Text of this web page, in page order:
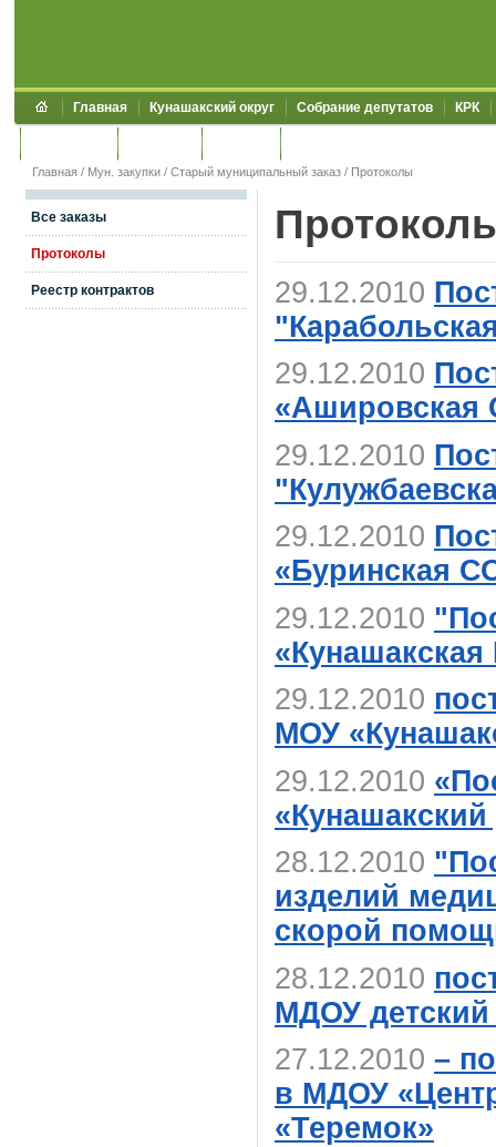
Главная Кунашакский округ Собрание депутатов КРК
Главная / Мун. закупки / Старый муниципальный заказ / Протоколы
Все заказы
Протоколы
Реестр контрактов 29.12.2010
29.12.2010
29.12.2010
29.12.2010
«Буринская
29.12.2010
29.12.2010
МОУ
29.12.2010
28.12.2010
изделий
скорой
28.12.2010
МДОУ детский
27.12.2010 –
в МДОУ
«Теремок»